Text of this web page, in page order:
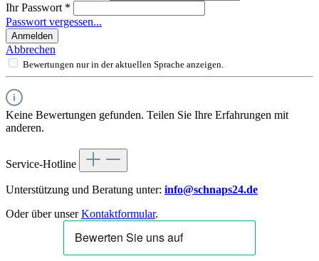
Ihr Passwort *
Passwort vergessen...
Anmelden
Abbrechen
Bewertungen nur in der aktuellen Sprache anzeigen.
Keine Bewertungen gefunden. Teilen Sie Ihre Erfahrungen mit
anderen.
Service-Hotline
Unterstützung und Beratung unter: info@schnaps24.de
Oder über unserKontaktformular.